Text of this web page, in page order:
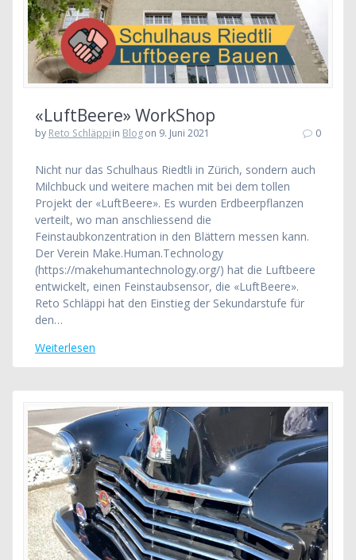
«LuftBeere» WorkShop
by Reto Schläppiin Blogon 9. Juni 2021 0
Nicht nur das Schulhaus Riedtli in Zürich, sondern auch
Milchbuck und weitere machen mit bei dem tollen
Projekt der «LuftBeere». Es wurden Erdbeerpflanzen
verteilt, wo man anschliessend die
Feinstaubkonzentration in den Blättern messen kann.
Der Verein Make.Human.Technology
(https://makehumantechnology.org/) hat die Luftbeere
entwickelt, einen Feinstaubsensor, die «LuftBeere».
Reto Schläppi hat den Einstieg der Sekundarstufe für
den…
Weiterlesen